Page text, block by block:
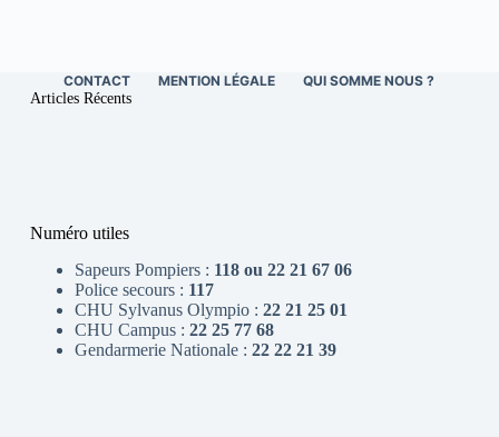
CONTACT MENTION LÉGALE QUI SOMME NOUS ?
Articles Récents
Numéro utiles
Sapeurs Pompiers : 118 ou 22 21 67 06
Police secours : 117
CHU Sylvanus Olympio : 22 21 25 01
CHU Campus : 22 25 77 68
Gendarmerie Nationale : 22 22 21 39